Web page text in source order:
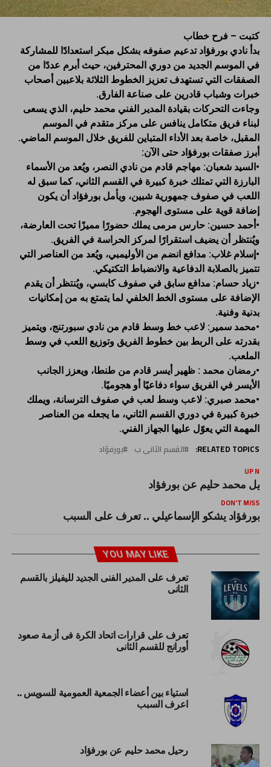
كتبت – فرح خطاب
بدأ نادي بورفؤاد تدعيم صفوفه بشكل مبكر استعدادًا للمشاركة
في الموسم الجديد من دوري المحترفين، حيث أبرم عددًا من
الصفقات التي تستهدف تعزيز الخطوط الثلاثة بلاعبين أصحاب
خبرات وشباب قادرين على صناعة الفارق.
وجاءت التحركات بقيادة المدير الفني محمد حليم، الذي يسعى
لبناء فريق متكامل ينافس على مركز متقدم في الموسم
المقبل، خاصة بعد الأداء المتباين للفريق خلال الموسم الماضي.
أبرز صفقات بورفؤاد حتى الآن:
•السيد شعبان: مهاجم قادم من نادي النصر، ويُعد من الأسماء
البارزة التي تمتلك خبرة كبيرة في القسم الثاني، كما سبق له
اللعب في صفوف جمهورية شبين، ويأمل بورفؤاد أن يكون
إضافة قوية على مستوى الهجوم.
•أحمد حسين: حارس مرمى يملك حضورًا مميزًا تحت العارضة،
ويُنتظر أن يضيف استقرارًا لمركز الحراسة في الفريق.
•إسلام غلاب: مدافع انضم من الأوليمبي، ويُعد من العناصر التي
تتميز بالصلابة الدفاعية والانضباط التكتيكي.
•زياد حسام: مدافع سابق في صفوف كابسي، ويُنتظر أن يقدم
الإضافة على مستوى الخط الخلفي لما يتمتع به من إمكانيات
بدنية وفنية.
•محمد سمير: لاعب خط وسط قادم من نادي سبورتنج، ويتميز
بقدرته على الربط بين خطوط الفريق وتوزيع اللعب في وسط
الملعب.
•رمضان محمد : ظهير أيسر قادم من طنطا، ويعزز الجانب
الأيسر في الفريق سواء دفاعيًا أو هجوميًا.
•محمد صبري: لاعب وسط لعب في صفوف الترسانة، ويملك
خبرة كبيرة في دوري القسم الثاني، ما يجعله من العناصر
المهمة التي يعوّل عليها الجهاز الفني.
RELATED TOPICS: القسم الثانى ب بورفؤاد
UP
محمد حليم عن بورفؤاد
DON'T MISS
بورفؤاد يشكو الإسماعيلي .. تعرف على السبب
YOU MAY LIKE
تعرف على المدير الفنى الجديد لليفيلز بالقسم
الثانى
تعرف على قرارات اتحاد الكرة فى أزمة صعود
أورانج للقسم الثانى
استياء بين أعضاء الجمعية العمومية للسويس ..
اعرف السبب
رحيل محمد حليم عن بورفؤاد